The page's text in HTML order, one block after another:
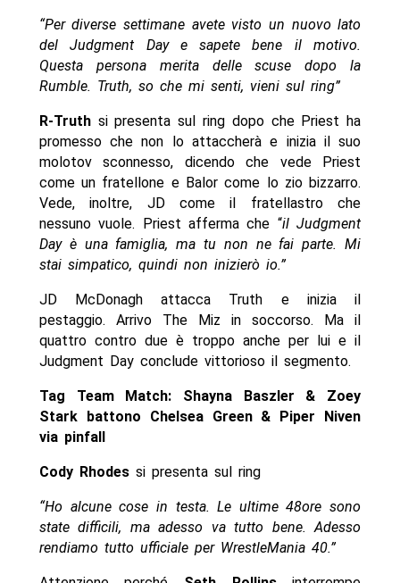
“Per diverse settimane avete visto un nuovo lato
del Judgment Day e sapete bene il motivo.
Questa persona merita delle scuse dopo la
Rumble. Truth, so che mi senti, vieni sul ring”
R-Truthsi presenta sul ring dopo che Priest ha
promesso che non lo attaccherà e inizia il suo
molotov sconnesso, dicendo che vede Priest
come un fratellone e Balor come lo zio bizzarro.
Vede, inoltre, JD come il fratellastro che
nessuno vuole. Priest afferma che “il Judgment
Day è una famiglia, ma tu non ne fai parte. Mi
stai simpatico, quindi non inizierò io.”
JD McDonagh attacca Truth e inizia il
pestaggio. Arrivo The Miz in soccorso. Ma il
quattro contro due è troppo anche per lui e il
Judgment Day conclude vittorioso il segmento.
Tag Team Match: Shayna Baszler & Zoey
Stark battono Chelsea Green & Piper Niven
via pinfall
Cody Rhodes si presenta sul ring
“Ho alcune cose in testa. Le ultime 48ore sono
state difficili, ma adesso va tutto bene. Adesso
rendiamo tutto ufficiale per WrestleMania 40.”